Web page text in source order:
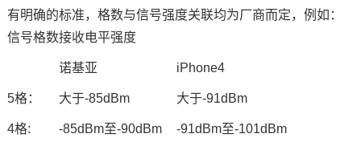
有明确的标准，格数与信号强度关联均为厂商而定，例如：
信号格数接收电平强度
诺基亚 iPhone4
5格： 大于-85dBm 大于-91dBm
4格: -85dBm至-90dBm -91dBm至-101dBm